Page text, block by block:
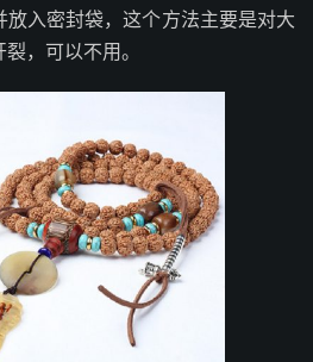
入密封袋，这个方法主要是对大
，可以不用。